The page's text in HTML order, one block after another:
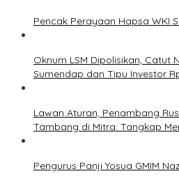
Pencak Perayaan Hapsa WKI
Oknum LSM Dipolisikan, Catut
Sumendap dan Tipu Investor
Lawan Aturan, Penambang
Tambang di Mitra: Tangkap
Pengurus Panji Yosua GMIM